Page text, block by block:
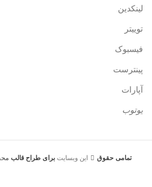
لینکدین
توییتر
فیسبوک
پینترست
آپارات
یوتوب
تمامی حقوق این وبسایت برای طراحقالب